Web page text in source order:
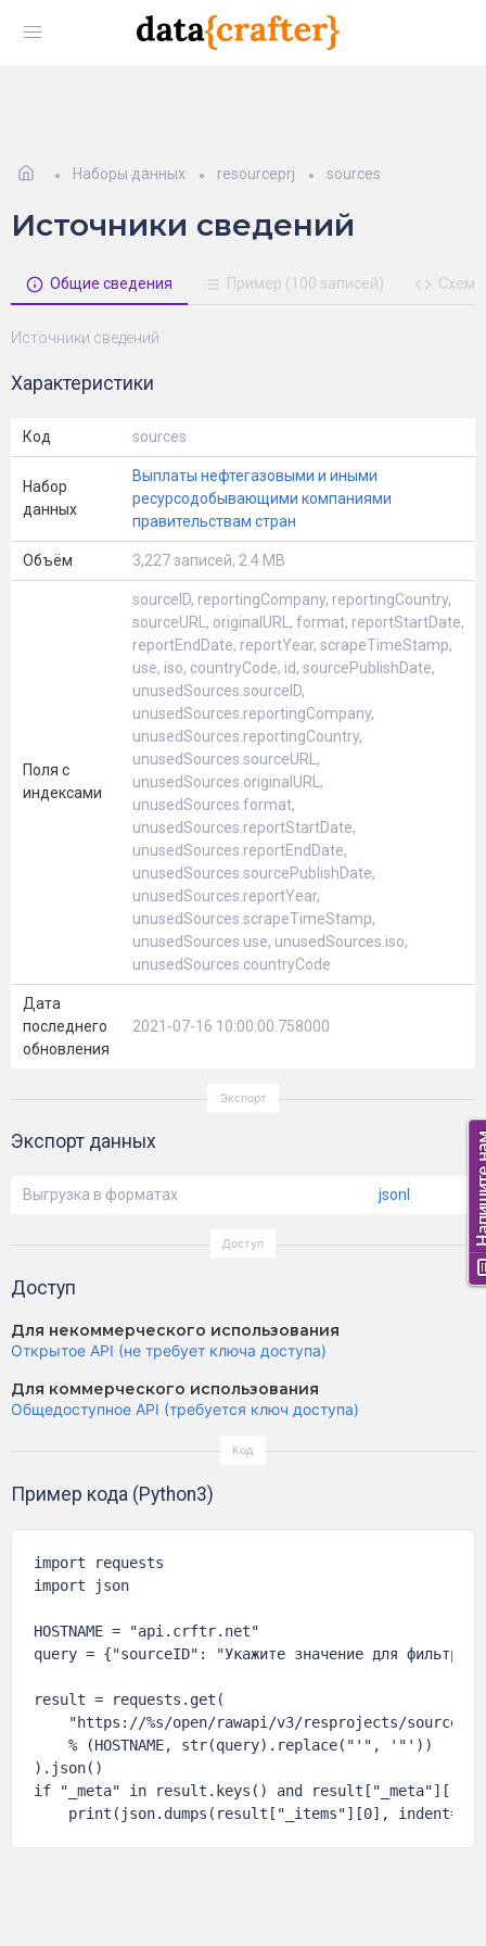
Наборы данных resourceprj sources
Источники сведений
Общие сведения Пример (100 записей) Схема
Источники сведений
Характеристики
Код sources
Набор
данных
Выплаты нефтегазовыми и иными
ресурсодобывающими компаниями
правительствам стран
Объём 3,227 записей, 2.4 MB
Поля с
индексами
sourceID, reportingCompany, reportingCountry,
sourceURL, originalURL, format, reportStartDate,
reportEndDate, reportYear, scrapeTimeStamp,
use, iso, countryCode, id, sourcePublishDate,
unusedSources.sourceID,
unusedSources.reportingCompany,
unusedSources.reportingCountry,
unusedSources.sourceURL,
unusedSources.originalURL,
unusedSources.format,
unusedSources.reportStartDate,
unusedSources.reportEndDate,
unusedSources.sourcePublishDate,
unusedSources.reportYear,
unusedSources.scrapeTimeStamp,
unusedSources.use, unusedSources.iso,
unusedSources.countryCode
Дата
последнего
обновления
2021-07-16 10:00:00.758000
Экспорт данных
Выгрузка в форматах jsonl
Доступ
Для некоммерческого использования
Открытое API (не требует ключа доступа)
Для коммерческого использования
Общедоступное API (требуется ключ доступа)
Пример кода (Python3)
import requests
import json
HOSTNAME = "api.crftr.net"
query = {"sourceID": "Укажите значение для фильтра"}
result = requests.get(
"https://%s/open/rawapi/v3/resprojects/
    % (HOSTNAME, str(query).replace("'", '"'))
).json()
if "_meta" in result.keys() and
print(json.dumps(result["_items"][0], indent=4,